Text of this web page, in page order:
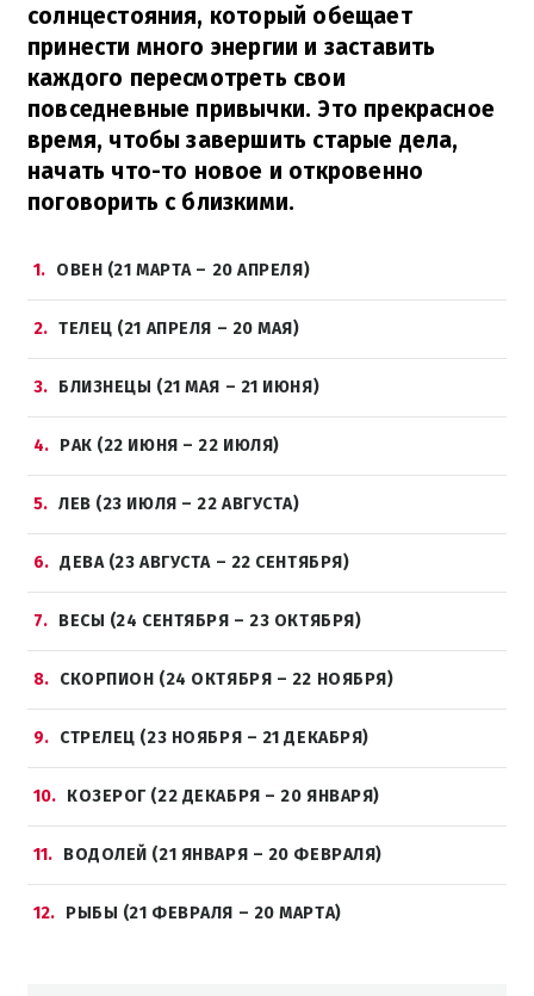
солнцестояния, который обещает
принести много энергии и заставить
каждого пересмотреть свои
повседневные привычки. Это прекрасное
время, чтобы завершить старые дела,
начать что-то новое и откровенно
поговорить с близкими.
1 ОВЕН (21 МАРТА – 20 АПРЕЛЯ)
2 ТЕЛЕЦ (21 АПРЕЛЯ – 20 МАЯ)
3 БЛИЗНЕЦЫ (21 МАЯ – 21 ИЮНЯ)
4 РАК (22 ИЮНЯ – 22 ИЮЛЯ)
5 ЛЕВ (23 ИЮЛЯ – 22 АВГУСТА)
6 ДЕВА (23 АВГУСТА – 22 СЕНТЯБРЯ)
7 ВЕСЫ (24 СЕНТЯБРЯ – 23 ОКТЯБРЯ)
8 СКОРПИОН (24 ОКТЯБРЯ – 22 НОЯБРЯ)
9 СТРЕЛЕЦ (23 НОЯБРЯ – 21 ДЕКАБРЯ)
10 КОЗЕРОГ (22 ДЕКАБРЯ – 20 ЯНВАРЯ)
11 ВОДОЛЕЙ (21 ЯНВАРЯ – 20 ФЕВРАЛЯ)
12 РЫБЫ (21 ФЕВРАЛЯ – 20 МАРТА)